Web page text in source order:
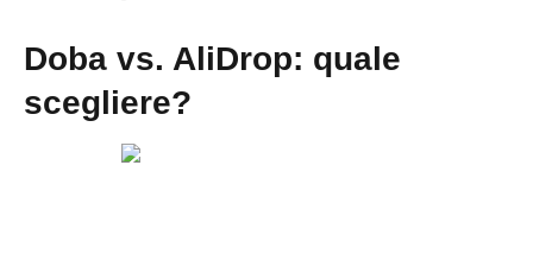
Doba vs. AliDrop: quale
scegliere?